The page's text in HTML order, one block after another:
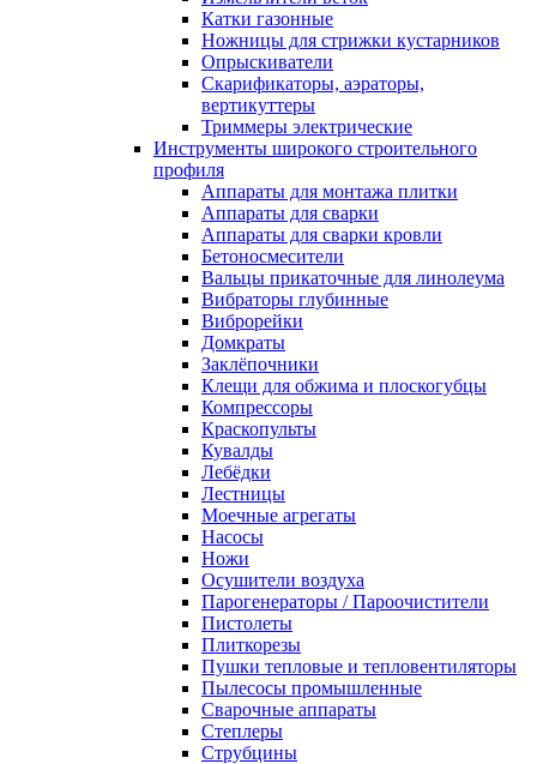
Катки газонные
Ножницы для стрижки кустарников
Опрыскиватели
Скарификаторы, аэраторы,
вертикуттеры
Триммеры электрические
Инструменты широкого строительного
профиля
Аппараты для монтажа плитки
Аппараты для сварки
Аппараты для сварки кровли
Бетоносмесители
Вальцы прикаточные для линолеума
Вибраторы глубинные
Виброрейки
Домкраты
Заклёпочники
Клещи для обжима и плоскогубцы
Компрессоры
Краскопульты
Кувалды
Лебёдки
Лестницы
Моечные агрегаты
Насосы
Ножи
Осушители воздуха
Парогенераторы / Пароочистители
Пистолеты
Плиткорезы
Пушки тепловые и тепловентиляторы
Пылесосы промышленные
Сварочные аппараты
Степлеры
Струбцины